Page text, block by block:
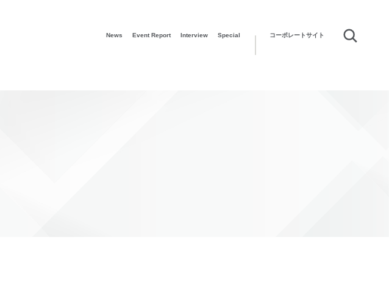
News Event Report Interview Special コーポレートサイト